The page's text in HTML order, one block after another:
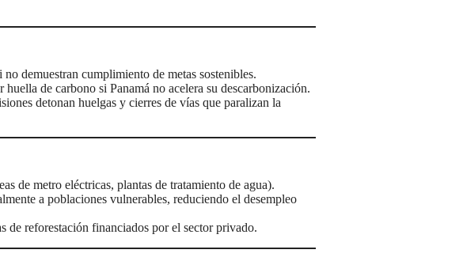
demuestran cumplimiento de metas sostenibles.
de carbono si Panamá no acelera su descarbonización.
detonan huelgas y cierres de vías que paralizan la
de metro eléctricas, plantas de tratamiento de agua).
a poblaciones vulnerables, reduciendo el desempleo
de reforestación financiados por el sector privado.